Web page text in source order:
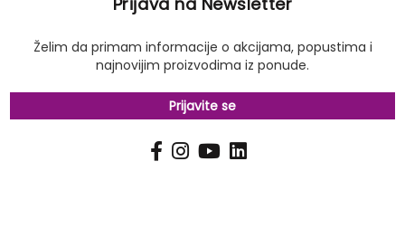
Želim da primam informacije o akcijama, popustima i
najnovijim proizvodima iz ponude.
Prijavite se